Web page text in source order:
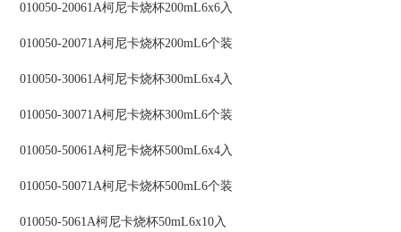
010050-20061A柯尼卡烧杯200mL6x6入
010050-20071A柯尼卡烧杯200mL6个装
010050-30061A柯尼卡烧杯300mL6x4入
010050-30071A柯尼卡烧杯300mL6个装
010050-50061A柯尼卡烧杯500mL6x4入
010050-50071A柯尼卡烧杯500mL6个装
010050-5061A柯尼卡烧杯50mL6x10入